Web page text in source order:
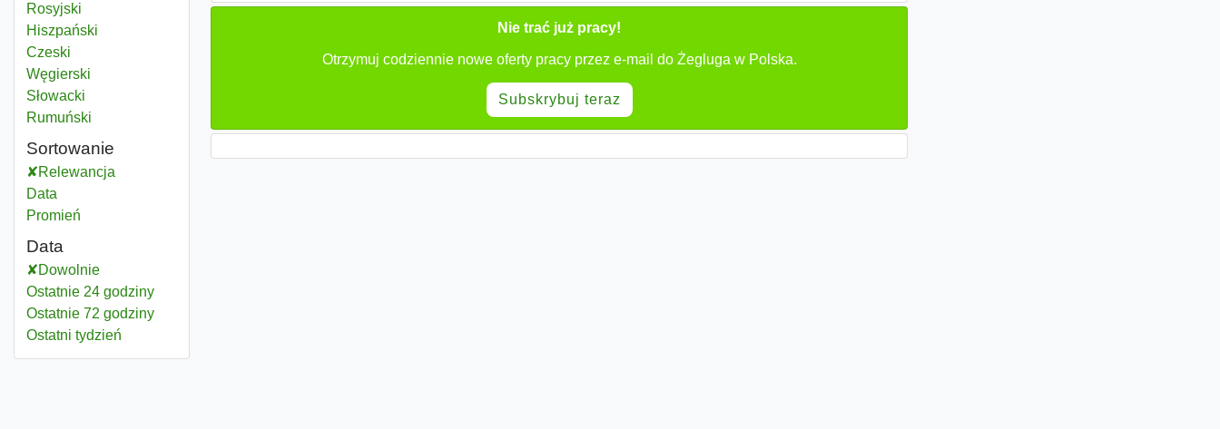
Rosyjski
Hiszpański
Czeski
Węgierski
Słowacki
Rumuński
Sortowanie
Relewancja
Data
Promień
Data
Dowolnie
Ostatnie 24 godziny
Ostatnie 72 godziny
Ostatni tydzień
Nie trać już pracy!
Otrzymuj codziennie nowe oferty pracy przez e-mail do Żegluga w Polska.
Subskrybuj teraz